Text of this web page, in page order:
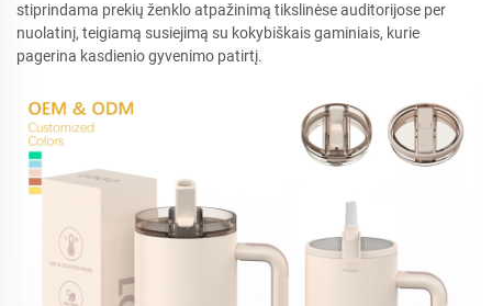
stiprindama prekių ženklo atpažinimą tikslinėse auditorijose per
nuolatinį, teigiamą susiejimą su kokybiškais gaminiais, kurie
pagerina kasdienio gyvenimo patirtį.